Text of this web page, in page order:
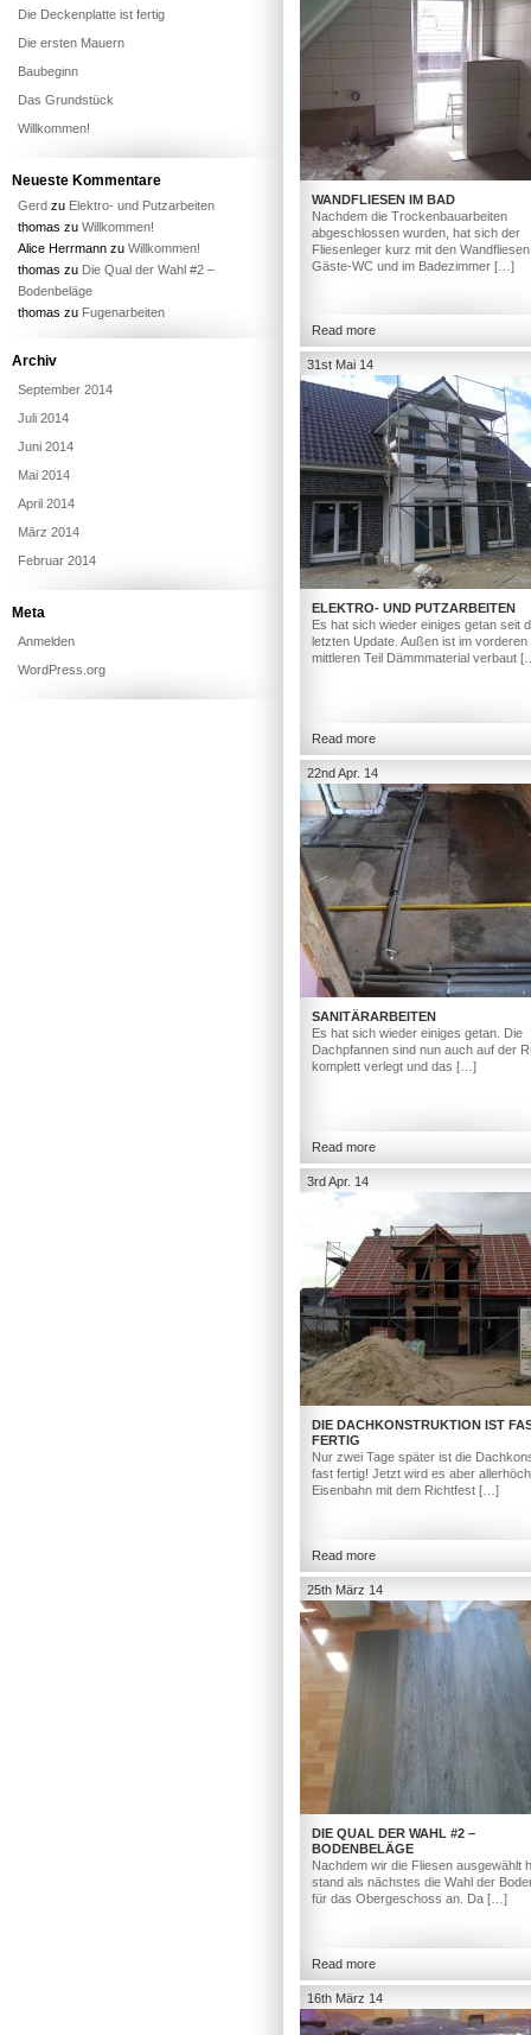
WANDFLIESEN IM BAD
Nachdem die Trockenbauarbeiten
abgeschlossen wurden, hat sich der
Fliesenleger kurz mit den
Gäste-WC und im Badezimmer […]
Read more
31st Mai 14
ELEKTRO- UND PUTZARBEITEN
Es hat sich wieder einiges getan seit
letzten Update. Außen ist im vorderen
mittleren Teil Dämmmaterial verbaut
Read more
22nd Apr. 14
SANITÄRARBEITEN
Es hat sich wieder einiges getan. Die
Dachpfannen sind nun auch auf der
komplett verlegt und das […]
Read more
3rd Apr. 14
DIE DACHKONSTRUKTION IST
FERTIG
Nur zwei Tage später ist die
fast fertig! Jetzt wird es aber
Eisenbahn mit dem Richtfest […]
Read more
25th März 14
DIE QUAL DER WAHL #2 –
BODENBELÄGE
Nachdem wir die Fliesen ausgewählt
stand als nächstes die Wahl der
für das Obergeschoss an. Da […]
Read more
16th März 14
Die Deckenplatte ist fertig
Die ersten Mauern
Baubeginn
Das Grundstück
Willkommen!
Neueste Kommentare
Gerd zu Elektro- und Putzarbeiten
thomas zu Willkommen!
Alice Herrmann zu Willkommen!
thomas zu Die Qual der Wahl #2 –
Bodenbeläge
thomas zu Fugenarbeiten
Archiv
September 2014
Juli 2014
Juni 2014
Mai 2014
April 2014
März 2014
Februar 2014
Meta
Anmelden
WordPress.org